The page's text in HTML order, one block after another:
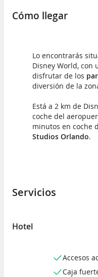
Cómo llegar
Lo encontrarás
Disney World, con
disfrutar de los
diversión de la
Está a 2 km de
coche del
minutos en coche
Studios Orlando.
Servicios
Hotel
Accesos
Caja